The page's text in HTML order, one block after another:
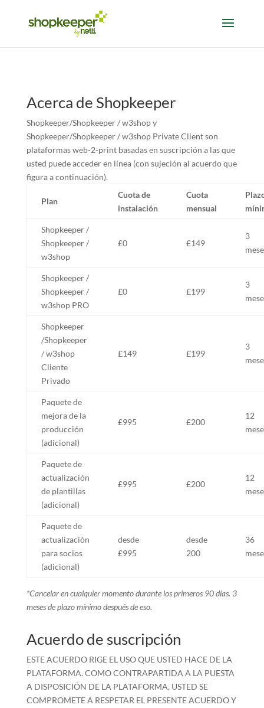
Acerca de Shopkeeper
Shopkeeper/Shopkeeper / w3shop y
Shopkeeper/Shopkeeper / w3shop Private Client son
plataformas web-2-print basadas en suscripción a las que
usted puede acceder en línea (con sujeción al acuerdo que
figura a continuación).
Plan
Cuota de
instalación
Cuota
mensual
Shopkeeper /
Shopkeeper /
w3shop
£0 £149
3
Shopkeeper /
Shopkeeper /
w3shop PRO
£0 £199
3
Shopkeeper
/Shopkeeper
/ w3shop
Cliente
Privado
£149 £199
3
Paquete de
mejora de la
producción
(adicional)
£995 £200
12
Paquete de
actualización
de plantillas
(adicional)
£995 £200
12
Paquete de
actualización
para socios
(adicional)
desde
£995
desde
200
36
*Cancelar en cualquier momento durante los primeros 90 días. 3
meses de plazo mínimo después de eso.
Acuerdo de suscripción
ESTE ACUERDO RIGE EL USO QUE USTED HACE DE LA
PLATAFORMA. COMO CONTRAPARTIDA A LA PUESTA
A DISPOSICIÓN DE LA PLATAFORMA, USTED SE
COMPROMETE A RESPETAR EL PRESENTE ACUERDO Y